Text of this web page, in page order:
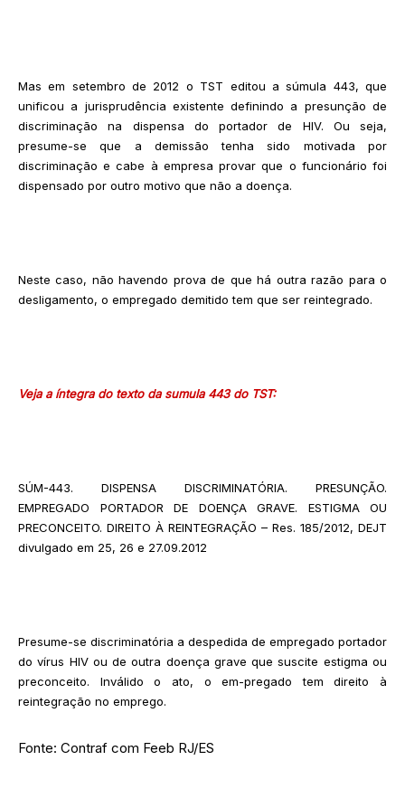
Mas em setembro de 2012 o TST editou a súmula 443, que
unificou a jurisprudência existente definindo a presunção de
discriminação na dispensa do portador de HIV. Ou seja,
presume-se que a demissão tenha sido motivada por
discriminação e cabe à empresa provar que o funcionário foi
dispensado por outro motivo que não a doença.
Neste caso, não havendo prova de que há outra razão para o
desligamento, o empregado demitido tem que ser reintegrado.
Veja a íntegra do texto da sumula 443 do TST:
SÚM-443. DISPENSA DISCRIMINATÓRIA. PRESUNÇÃO.
EMPREGADO PORTADOR DE DOENÇA GRAVE. ESTIGMA OU
PRECONCEITO. DIREITO À REINTEGRAÇÃO – Res. 185/2012, DEJT
divulgado em 25, 26 e 27.09.2012
Presume-se discriminatória a despedida de empregado portador
do vírus HIV ou de outra doença grave que suscite estigma ou
preconceito. Inválido o ato, o em-pregado tem direito à
reintegração no emprego.
Fonte: Contraf com Feeb RJ/ES